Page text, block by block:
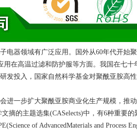
电器领域有广泛应用。国外从60年代开始
在高温过滤和防护服等方面。我国在七
发投入，国家自然科学基金对聚酰亚胺高
进一步扩大聚酰亚胺商业化生产规模，推
摘的主题选集(CASelects)中，有6种重要
of AdvancedMaterials and Process